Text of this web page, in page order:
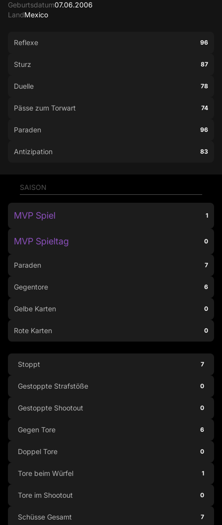
Geburtsdatum07.06.2006
LandMexico
Reflexe 96
Sturz 87
Duelle 78
Pässe zum Torwart 74
Paraden 96
Antizipation 83
SAISON
MVP Spiel 1
MVP Spieltag 0
Paraden 7
Gegentore 6
Gelbe Karten 0
Rote Karten 0
Stoppt 7
Gestoppte Strafstöße 0
Gestoppte Shootout 0
Gegen Tore 6
Doppel Tore 0
Tore beim Würfel 1
Tore im Shootout 0
Schüsse Gesamt 7